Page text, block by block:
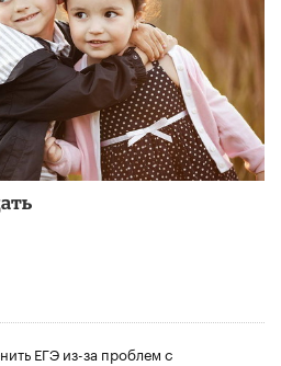
ЕГЭ из-за проблем с